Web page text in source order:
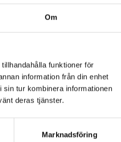
Om
funktioner för
information från din enhet
tur kombinera informationen
deras tjänster.
Marknadsföring